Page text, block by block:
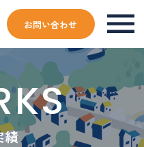
お問い合わせ
績